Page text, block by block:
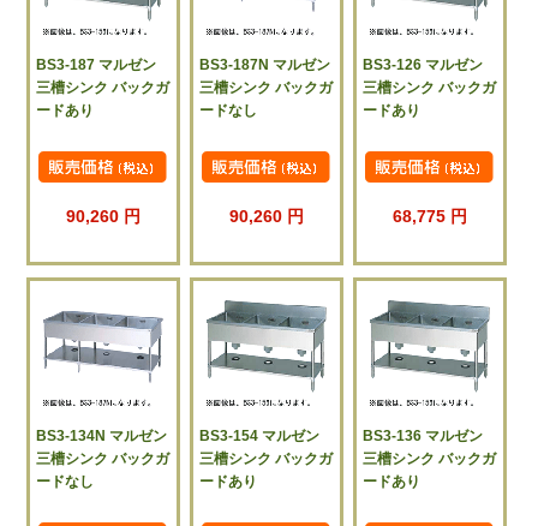
BS3-187 マルゼン
三槽シンク バックガ
ードあり
90,260 円
BS3-187N マルゼン
三槽シンク バックガ
ードなし
90,260 円
BS3-126 マルゼン
三槽シンク バックガ
ードあり
68,775 円
BS3-134N マルゼン
三槽シンク バックガ
ードなし
BS3-154 マルゼン
三槽シンク バックガ
ードあり
BS3-136 マルゼン
三槽シンク バックガ
ードあり